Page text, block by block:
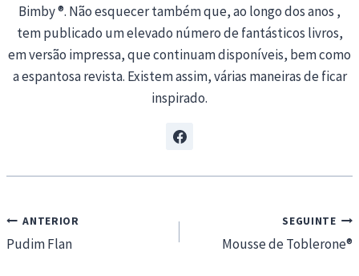
Bimby ®. Não esquecer também que, ao longo dos anos ,
tem publicado um elevado número de fantásticos livros,
em versão impressa, que continuam disponíveis, bem como
a espantosa revista. Existem assim, várias maneiras de ficar
inspirado.
Navegação
de
ANTERIOR
Pudim Flan
SEGUINTE
Mousse de Toblerone®